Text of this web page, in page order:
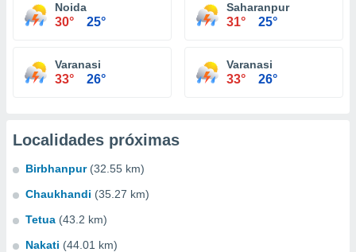
Noida
30° 25°
Saharanpur
31° 25°
Varanasi
33° 26°
Varanasi
33° 26°
Localidades próximas
Birbhanpur (32.55 km)
Chaukhandi (35.27 km)
Tetua (43.2 km)
Nakati (44.01 km)